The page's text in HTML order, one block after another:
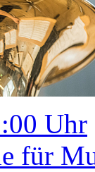
Uhr
für